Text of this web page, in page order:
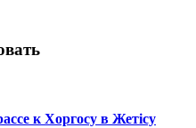
к Хоргосу в Жетісу